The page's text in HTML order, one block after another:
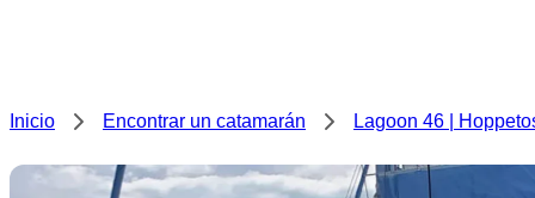
Inicio Encontrar un catamarán Lagoon 46 |